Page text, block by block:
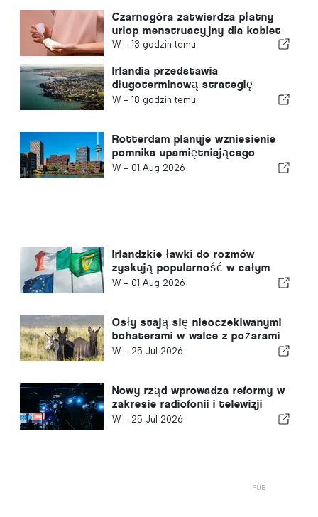
Czarnogóra zatwierdza płatny
urlop menstruacyjny dla kobiet
W - 13 godzin temu
Irlandia przedstawia
długoterminową strategię
rozwoju turystyki
W - 18 godzin temu
Rotterdam planuje wzniesienie
pomnika upamiętniającego
rozwiązania sprzyjające
W - 01 Aug 2026
Irlandzkie ławki do rozmów
zyskują popularność w całym
kraju
W - 01 Aug 2026
Osły stają się nieoczekiwanymi
bohaterami w walce z pożarami
lasów
W - 25 Jul 2026
Nowy rząd wprowadza reformy w
zakresie radiofonii i telewizji
publicznej
W - 25 Jul 2026